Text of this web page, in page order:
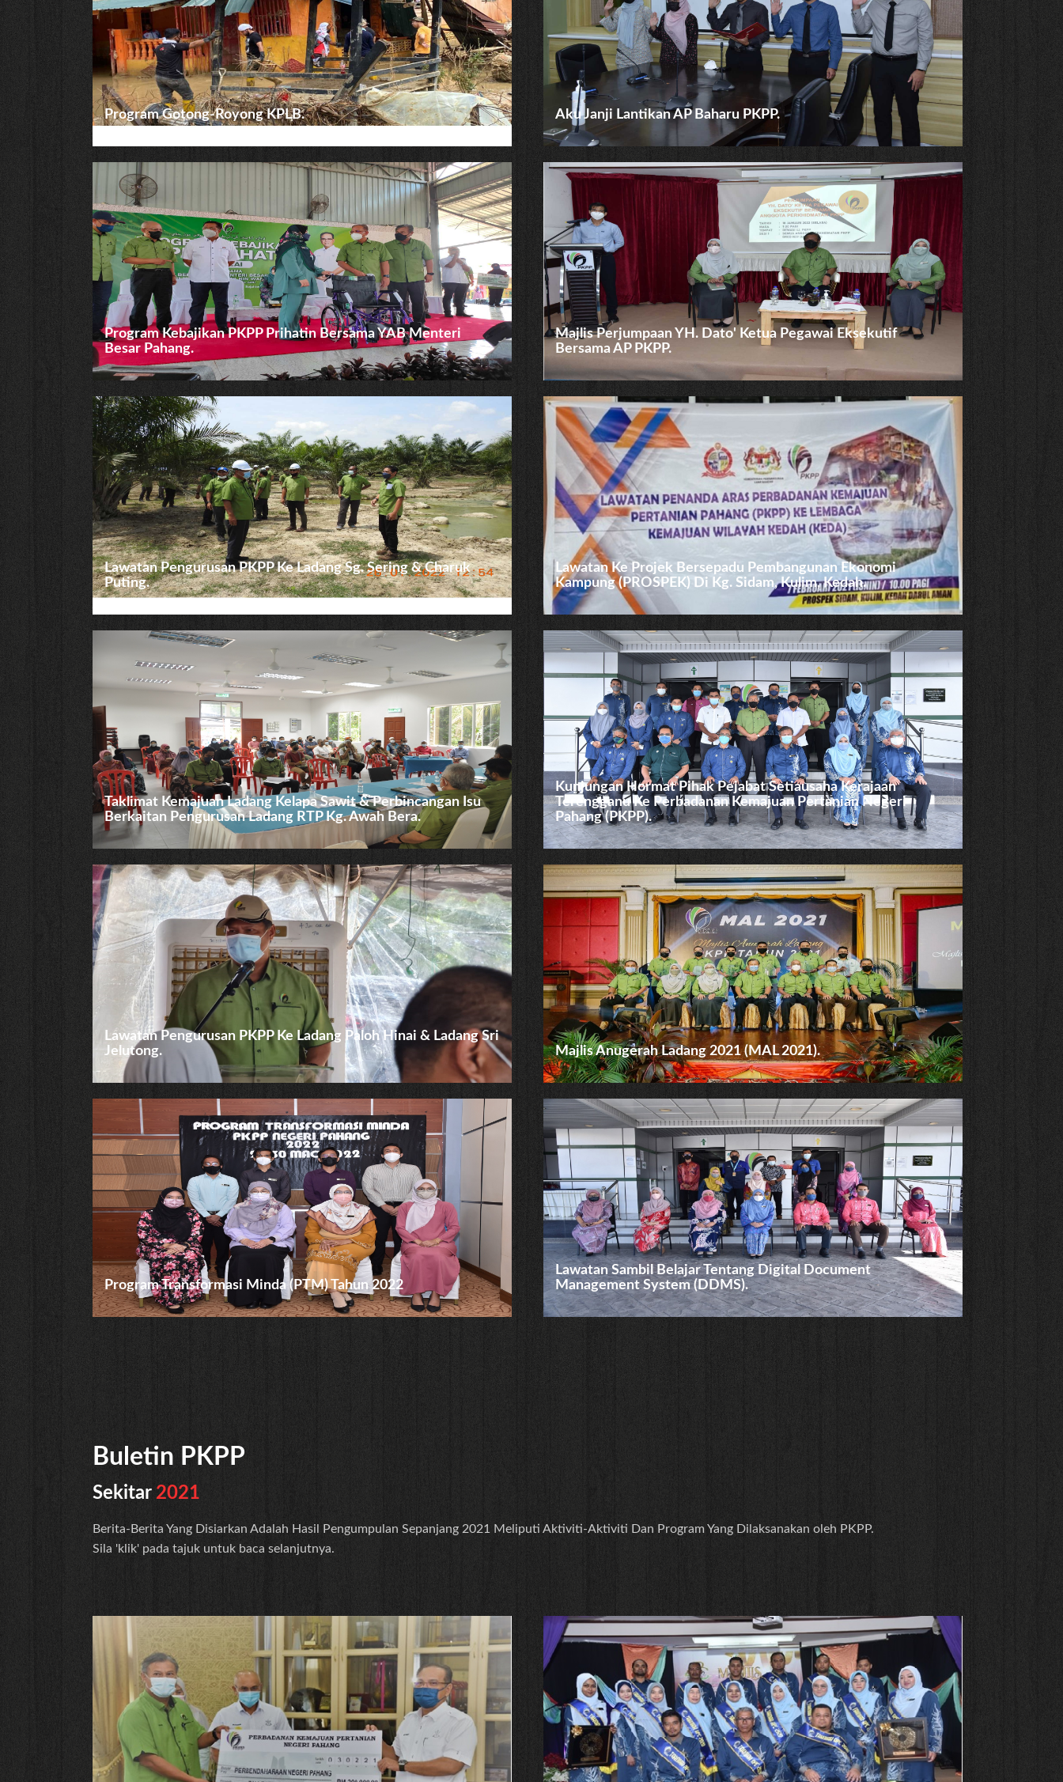
Program Gotong-Royong KPLB. Aku Janji Lantikan AP Baharu PKPP.
Program Kebajikan PKPP Prihatin Bersama YAB Menteri
Besar Pahang.
Majlis Perjumpaan YH. Dato' Ketua Pegawai Eksekutif
Bersama AP PKPP.
Lawatan Pengurusan PKPP Ke Ladang Sg. Sering & Charuk
Puting.
Lawatan Ke Projek Bersepadu Pembangunan Ekonomi
Kampung (PROSPEK) Di Kg. Sidam, Kulim, Kedah.
Taklimat Kemajuan Ladang Kelapa Sawit & Perbincangan Isu
Berkaitan Pengurusan Ladang RTP Kg. Awah Bera.
Kunjungan Hormat Pihak Pejabat Setiausaha Kerajaan
Terengganu Ke Perbadanan Kemajuan Pertanian Negeri
Pahang (PKPP).
Lawatan Pengurusan PKPP Ke Ladang Paloh Hinai & Ladang Sri
Jelutong.
Majlis Anugerah Ladang 2021 (MAL 2021).
Program Transformasi Minda (PTM) Tahun 2022
Lawatan Sambil Belajar Tentang Digital Document
Management System (DDMS).
Buletin PKPP
Sekitar 2021
Berita-Berita Yang Disiarkan Adalah Hasil Pengumpulan Sepanjang 2021 Meliputi Aktiviti-Aktiviti Dan Program Yang Dilaksanakan oleh PKPP.
Sila 'klik' pada tajuk untuk baca selanjutnya.